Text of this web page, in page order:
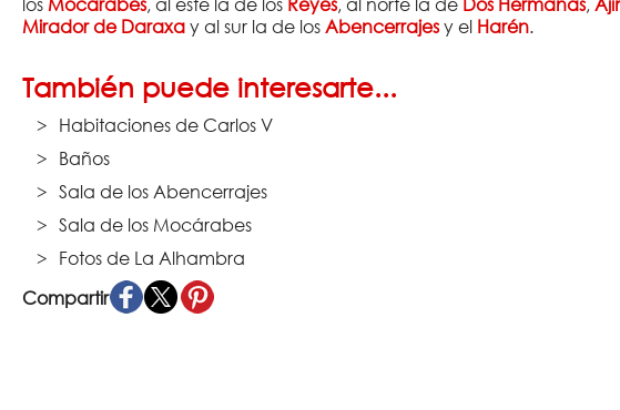
losMocárabes, al este la de los Reyes, al norte la de Dos Hermanas,
Mirador de Daraxa y al sur la de losAbencerrajes y el Harén.
También puede interesarte...
Habitaciones de Carlos V
Baños
Sala de los Abencerrajes
Sala de los Mocárabes
Fotos de La Alhambra
Compartir